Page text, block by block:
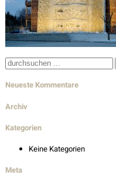
Gewerbe &
Privathäuser
Wohnbau
Innenarchitektur
Suche
Neueste Kommentare
Archiv
Kategorien
Keine Kategorien
Meta